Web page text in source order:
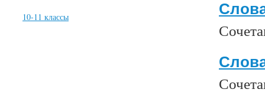
10-11 классы